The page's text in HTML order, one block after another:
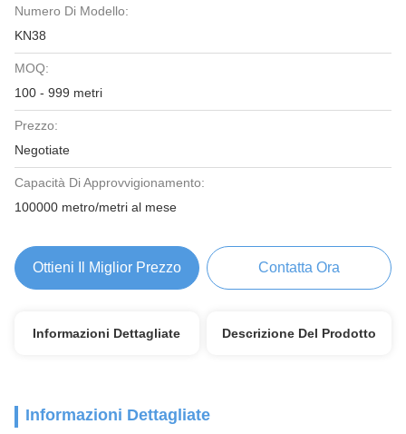
Numero Di Modello:
KN38
MOQ:
100 - 999 metri
Prezzo:
Negotiate
Capacità Di Approvvigionamento:
100000 metro/metri al mese
Ottieni Il Miglior Prezzo Contatta Ora
Informazioni Dettagliate Descrizione Del Prodotto
Informazioni Dettagliate